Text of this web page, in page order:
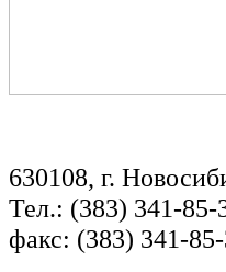
630108, г.
Тел.: (383) 341-85-
факс: (383) 341-